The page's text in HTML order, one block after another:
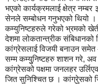
भएको कार्यक्रमलाई क्षेत्र
सेनले सम्बोधन गनुभएको थियो ।
कम्युनिष्टहरुले गरेको भ्रमको
देशमा लोकतान्त्रीक संबिधानको
कांग्रेसलाई विजयी बनाउन समेत
सम्म कम्युुनिष्टहरु शाशन गरे,
कांग्रेसको पक्षमा जनलहर
जित सुनिश्चित छ । कांग्रेुसको